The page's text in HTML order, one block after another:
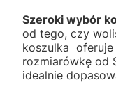
Szeroki wybór
od tego, czy
koszulka oferuje
rozmiarówkę od
idealnie